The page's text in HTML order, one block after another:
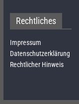
Rechtliches
Impressum
Datenschutzerklärung
Rechtlicher Hinweis